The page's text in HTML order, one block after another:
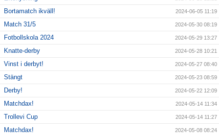
Bortamatch ikväll! 2024-06-05 11:19
Match 31/5 2024-05-30 08:19
Fotbollskola 2024 2024-05-29 13:27
Knatte-derby 2024-05-28 10:21
Vinst i derbyt! 2024-05-27 08:40
Stängt 2024-05-23 08:59
Derby! 2024-05-22 12:09
Matchdax! 2024-05-14 11:34
Trollevi Cup 2024-05-14 11:27
Matchdax! 2024-05-08 08:24